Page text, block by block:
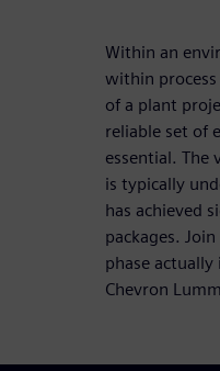
Within an
within
of a plant
reliable set of
essential. The
is typically
has achieved
packages.
phase actually
Chevron